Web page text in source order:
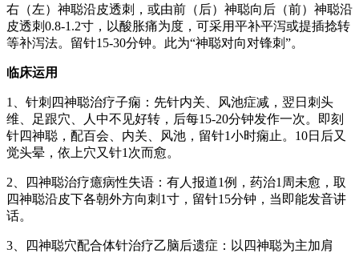
右（左）神聪沿皮透刺，或由前（后）神聪向后（前）神聪沿
皮透刺0.8-1.2寸，以酸胀痛为度，可采用平补平泻或提插捻转
等补泻法。留针15-30分钟。此为“神聪对向对锋刺”。
临床运用
1、针刺四神聪治疗子痫：先针内关、风池症减，翌日刺头
维、足跟穴、人中不见好转，后每15-20分钟发作一次。即刻
针四神聪，配百会、内关、风池，留针1小时痫止。10日后又
觉头晕，依上穴又针1次而愈。
2、四神聪治疗癔病性失语：有人报道1例，药治1周未愈，取
四神聪沿皮下各朝外方向刺1寸，留针15分钟，当即能发音讲
话。
3、四神聪穴配合体针治疗乙脑后遗症：以四神聪为主加肩